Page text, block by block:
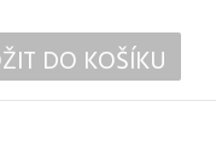
DO KOŠÍKU